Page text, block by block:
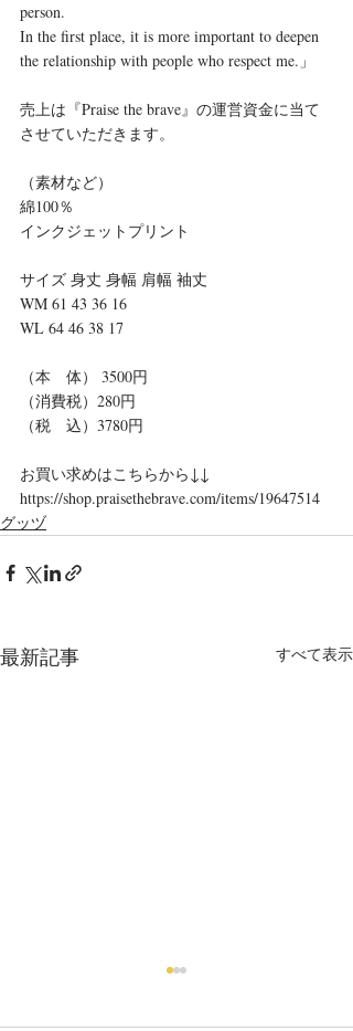
person.
In the first place, it is more important to deepen
the relationship with people who respect me.」
売上は『Praise the brave』の運営資金に当て
させていただきます。
（素材など）
綿100％
インクジェットプリント
サイズ 身丈 身幅 肩幅 袖丈
WM 61 43 36 16
WL 64 46 38 17
（本　体） 3500円
（消費税）280円
（税　込）3780円
お買い求めはこちらから↓↓
https://shop.praisethebrave.com/items/19647514
グッヅ
最新記事 すべて表示